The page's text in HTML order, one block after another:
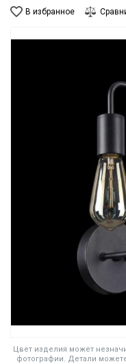
В избранное
Цвет изделия может
фотографии. Детали